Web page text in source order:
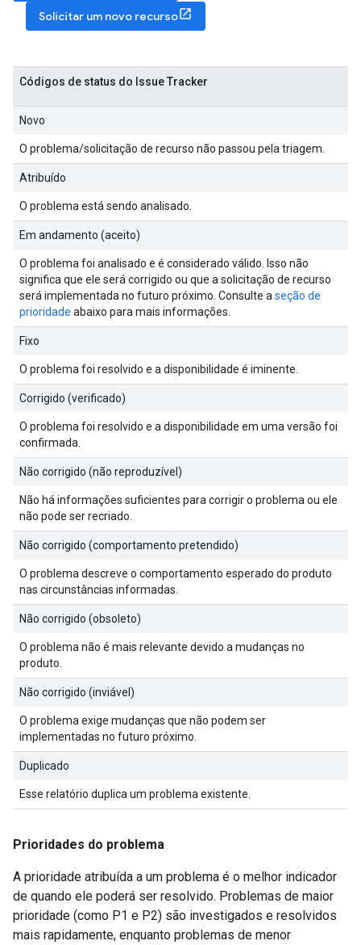
Solicitar um novo recurso
Códigos de status do Issue Tracker
Novo
O problema/solicitação de recurso não passou pela triagem.
Atribuído
O problema está sendo analisado.
Em andamento (aceito)
O problema foi analisado e é considerado válido. Isso não
significa que ele será corrigido ou que a solicitação de recurso
será implementada no futuro próximo. Consulte a seção de
prioridade abaixo para mais informações.
Fixo
O problema foi resolvido e a disponibilidade é iminente.
Corrigido (verificado)
O problema foi resolvido e a disponibilidade em uma versão foi
confirmada.
Não corrigido (não reproduzível)
Não há informações suficientes para corrigir o problema ou ele
não pode ser recriado.
Não corrigido (comportamento pretendido)
O problema descreve o comportamento esperado do produto
nas circunstâncias informadas.
Não corrigido (obsoleto)
O problema não é mais relevante devido a mudanças no
produto.
Não corrigido (inviável)
O problema exige mudanças que não podem ser
implementadas no futuro próximo.
Duplicado
Esse relatório duplica um problema existente.
Prioridades do problema
A prioridade atribuída a um problema é o melhor indicador
de quando ele poderá ser resolvido. Problemas de maior
prioridade (como P1 e P2) são investigados e resolvidos
mais rapidamente, enquanto problemas de menor